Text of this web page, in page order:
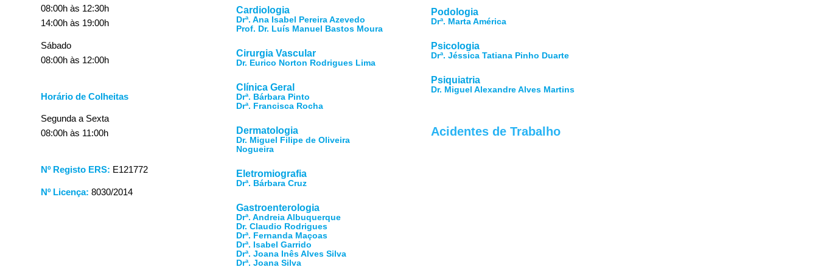
08:00h às 12:30h
14:00h às 19:00h
Sábado
08:00h às 12:00h
Horário de Colheitas
Segunda a Sexta
08:00h às 11:00h
Nº Registo ERS: E121772
Nº Licença: 8030/2014
Cardiologia
Drª. Ana Isabel Pereira Azevedo
Prof. Dr. Luís Manuel Bastos Moura
Cirurgia Vascular
Dr. Eurico Norton Rodrigues Lima
Clínica Geral
Drª. Bárbara Pinto
Drª. Francisca Rocha
Dermatologia
Dr. Miguel Filipe de Oliveira
Nogueira
Eletromiografia
Drª. Bárbara Cruz
Gastroenterologia
Drª. Andreia Albuquerque
Dr. Claudio Rodrigues
Drª. Fernanda Maçoas
Drª. Isabel Garrido
Drª. Joana Inês Alves Silva
Drª. Joana Silva
Podologia
Drª. Marta América
Psicologia
Drª. Jéssica Tatiana Pinho Duarte
Psiquiatria
Dr. Miguel Alexandre Alves Martins
Acidentes de Trabalho